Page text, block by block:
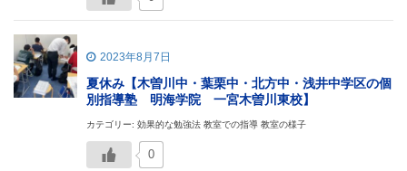
2023年8月7日
夏休み【木曽川中・葉栗中・北方中・浅井中学区の個
別指導塾 明海学院 一宮木曽川東校】
カテゴリー: 効果的な勉強法 教室での指導 教室の様子
0